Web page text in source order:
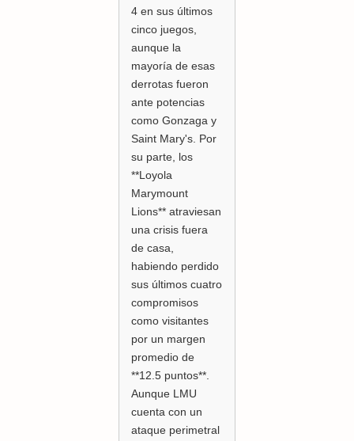
4 en sus últimos
cinco juegos,
aunque la
mayoría de esas
derrotas fueron
ante potencias
como Gonzaga y
Saint Mary's. Por
su parte, los
**Loyola
Marymount
Lions** atraviesan
una crisis fuera
de casa,
habiendo perdido
sus últimos cuatro
compromisos
como visitantes
por un margen
promedio de
**12.5 puntos**.
Aunque LMU
cuenta con un
ataque perimetral